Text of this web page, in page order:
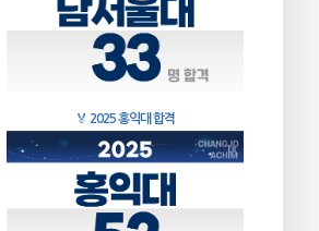
🏅 2025 홍익대 합격